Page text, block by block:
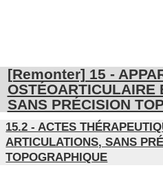
[Remonter] 15 -
OSTÉOARTICULAIRE
SANS PRÉCISION
15.2 - ACTES
ARTICULATIONS, SANS
TOPOGRAPHIQUE